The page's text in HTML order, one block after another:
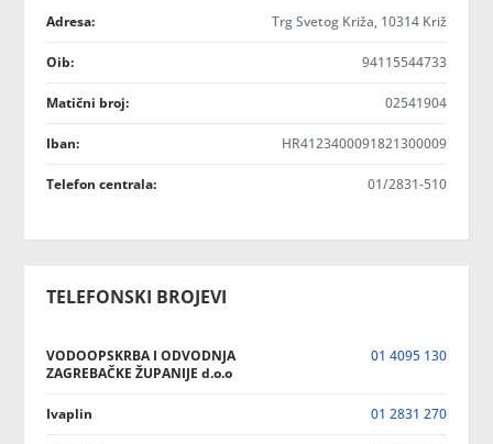
Adresa: Trg Svetog Križa, 10314 Križ
Oib: 94115544733
Matični broj: 02541904
Iban: HR4123400091821300009
Telefon centrala: 01/2831-510
TELEFONSKI BROJEVI
VODOOPSKRBA I ODVODNJA
ZAGREBAČKE ŽUPANIJE d.o.o
01 4095 130
Ivaplin 01 2831 270